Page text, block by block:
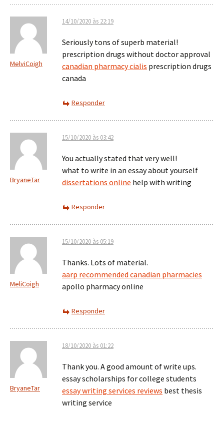
MelviCoigh
14/10/2020 às 22:19
Seriously tons of superb material!
prescription drugs without doctor approval
canadian pharmacy cialis prescription drugs
canada
Responder
BryaneTar
15/10/2020 às 03:42
You actually stated that very well!
what to write in an essay about yourself
dissertations online help with writing
Responder
MeliCoigh
15/10/2020 às 05:19
Thanks. Lots of material.
aarp recommended canadian pharmacies
apollo pharmacy online
Responder
BryaneTar
18/10/2020 às 01:22
Thank you. A good amount of write ups.
essay scholarships for college students
essay writing services reviews best thesis
writing service